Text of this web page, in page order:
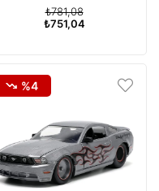
Döküm Arabalar
₺751,04
₺781,08
%4